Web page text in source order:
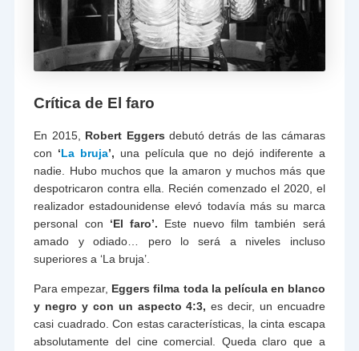
Crítica de El faro
En 2015, Robert Eggers debutó detrás de las cámaras
con ‘La bruja’, una película que no dejó indiferente a
nadie. Hubo muchos que la amaron y muchos más que
despotricaron contra ella. Recién comenzado el 2020, el
realizador estadounidense elevó todavía más su marca
personal con ‘El faro’. Este nuevo film también será
amado y odiado… pero lo será a niveles incluso
superiores a ‘La bruja’.
Para empezar, Eggers filma toda la película en blanco
y negro y con un aspecto 4:3, es decir, un encuadre
casi cuadrado. Con estas características, la cinta escapa
absolutamente del cine comercial. Queda claro que a